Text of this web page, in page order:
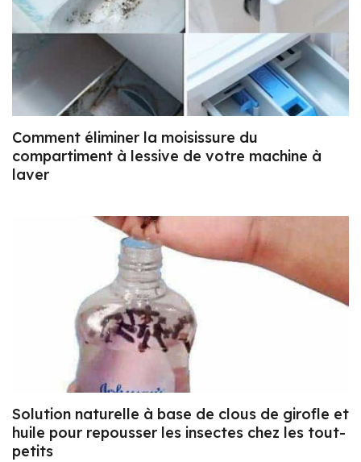
Comment éliminer la moisissure du
compartiment à lessive de votre machine à
laver
Solution naturelle à base de clous de girofle et
huile pour repousser les insectes chez les tout-
petits